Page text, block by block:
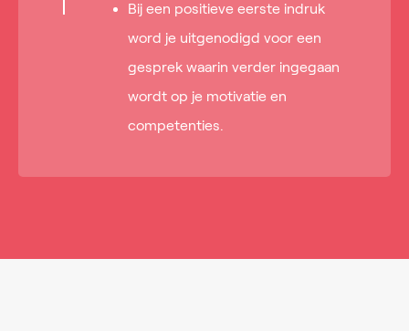
Bij een positieve eerste indruk
word je uitgenodigd voor een
gesprek waarin verder ingegaan
wordt op je motivatie en
competenties.